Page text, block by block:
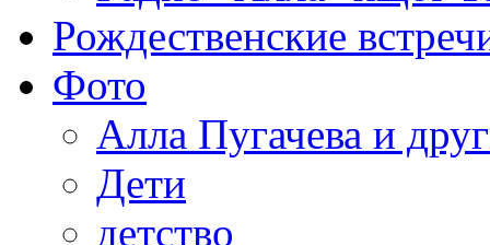
Рождественские
Фото
Алла Пугачева и
Дети
детство